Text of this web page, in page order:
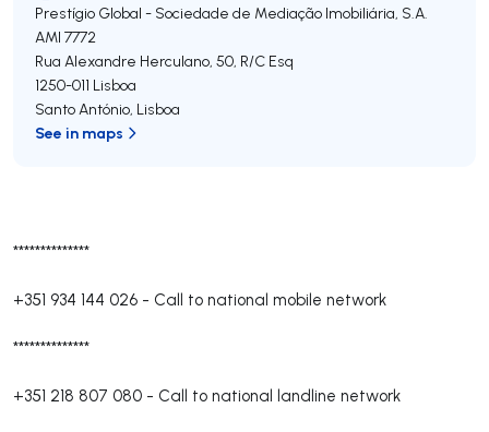
**************
+351 934 144 026 - Call to national mobile network
**************
+351 218 807 080 - Call to national landline network
Prestígio Global - Sociedade de Mediação Imobiliária, S.A.
AMI 7772
Rua Alexandre Herculano, 50, R/C Esq
1250-011 Lisboa
Santo António, Lisboa
See in maps